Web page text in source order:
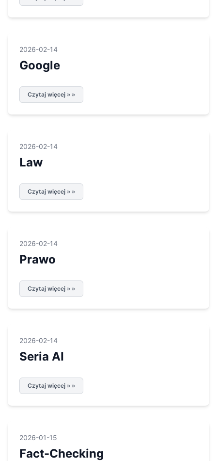
2026-02-14
Google
Czytaj więcej » »
2026-02-14
Law
Czytaj więcej » »
2026-02-14
Prawo
Czytaj więcej » »
2026-02-14
Seria AI
Czytaj więcej » »
2026-01-15
Fact-Checking